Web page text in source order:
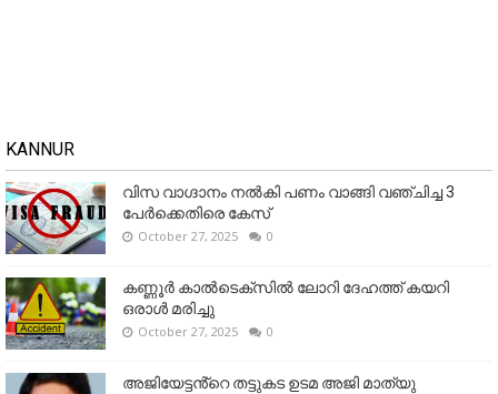
KANNUR
വിസ വാഗ്ദാനം നൽകി പണം വാങ്ങി വഞ്ചിച്ച 3
പേർക്കെതിരെ കേസ്
October 27, 2025 0
കണ്ണൂര്‍ കാല്‍ടെക്‌സില്‍ ലോറി ദേഹത്ത് കയറി
ഒരാള്‍ മരിച്ചു
October 27, 2025 0
അജിയേട്ടൻ്റെ തട്ടുകട ഉടമ അജി മാത്യു